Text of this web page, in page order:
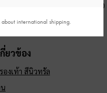
฿990.00
ยวข้อง
รองเท้า สีนิวทรัล
international shipping.